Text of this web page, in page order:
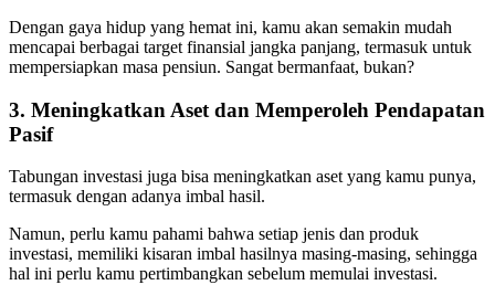
Dengan gaya hidup yang hemat ini, kamu akan semakin mudah
mencapai berbagai target finansial jangka panjang, termasuk untuk
mempersiapkan masa pensiun. Sangat bermanfaat, bukan?
3. Meningkatkan Aset dan Memperoleh Pendapatan
Pasif
Tabungan investasi juga bisa meningkatkan aset yang kamu punya,
termasuk dengan adanya imbal hasil.
Namun, perlu kamu pahami bahwa setiap jenis dan produk
investasi, memiliki kisaran imbal hasilnya masing-masing, sehingga
hal ini perlu kamu pertimbangkan sebelum memulai investasi.